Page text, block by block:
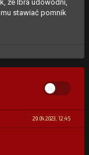
że Ibra udowodni,
stawiać pomnik
29.04.2023, 12:45